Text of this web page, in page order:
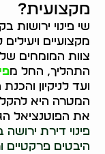
מקצועית?
שי פינוי
מקצועיים
צוות המומחים
התהליך, החל מ
ועד לניקיון
המטרה היא
את הפוטנציאל
פינוי דירת
היבטים